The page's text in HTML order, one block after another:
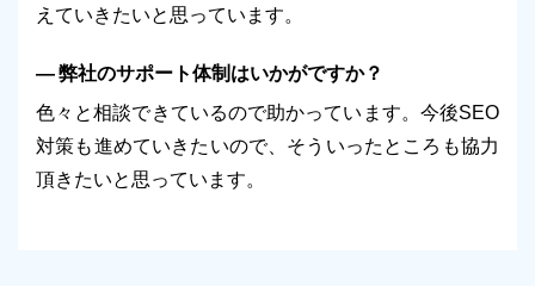
えていきたいと思っています。
弊社のサポート体制はいかがですか？
色々と相談できているので助かっています。今後SEO
対策も進めていきたいので、そういったところも協力
頂きたいと思っています。